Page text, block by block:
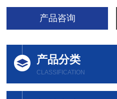
产品咨询
产品分类
CLASSIFICATION